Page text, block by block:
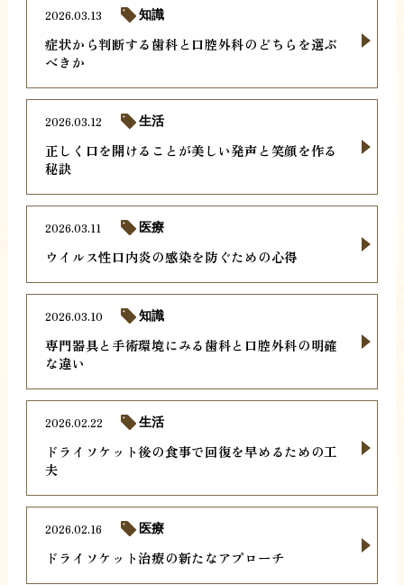
症状から判断する歯科と口腔外科のどちらを選ぶ
べきか
2026.03.13 知識
正しく口を開けることが美しい発声と笑顔を作る
秘訣
2026.03.12 生活
ウイルス性口内炎の感染を防ぐための心得
2026.03.11 医療
専門器具と手術環境にみる歯科と口腔外科の明確
な違い
2026.03.10 知識
ドライソケット後の食事で回復を早めるための工
夫
2026.02.22 生活
ドライソケット治療の新たなアプローチ
2026.02.16 医療